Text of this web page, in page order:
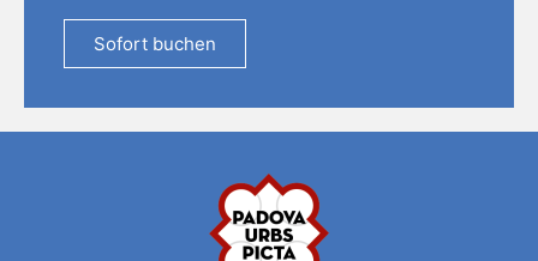
Sofort buchen